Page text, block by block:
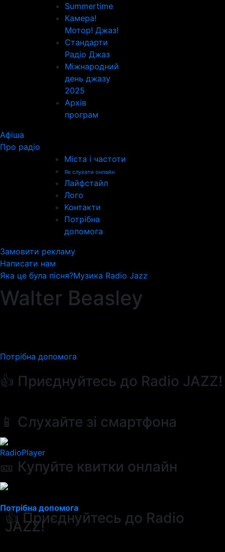
Summertime
Камера!
Мотор! Джаз!
Стандарти
Радіо Джаз
Міжнародний
день джазу
2025
Архів
програм
Афіша
Про радіо
Міста і частоти
Як слухати онлайн
Лайфстайл
Лого
Контакти
Потрібна
допомога
Замовити рекламу
Написати нам
Яка це була пісня?Музика Radio Jazz
Walter Beasley
Потрібна допомога
👍 Приєднуйтесь до Radio JAZZ!
📱 Слухайте зі смартфона
RadioPlayer
🎫 Купуйте квитки онлайн
Потрібна допомога
👍 Приєднуйтесь до Radio
JAZZ!